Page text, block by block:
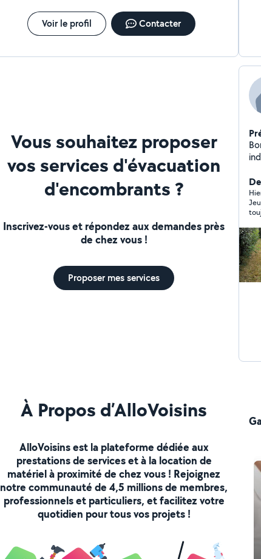
Voir le profil Contacter
Vous souhaitez proposer
vos services d'évacuation
d'encombrants ?
Inscrivez-vous et répondez aux demandes près
de chez vous !
Proposer mes services
À Propos d’AlloVoisins
AlloVoisins est la plateforme dédiée aux
prestations de services et à la location de
matériel à proximité de chez vous ! Rejoignez
notre communauté de 4,5 millions de membres,
professionnels et particuliers, et facilitez votre
quotidien pour tous vos projets !